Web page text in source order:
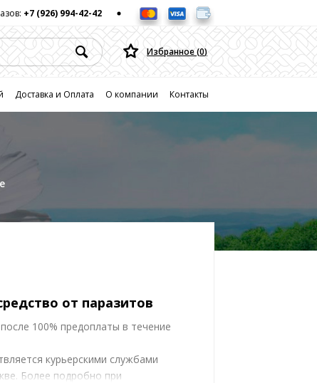
+7 (926) 994-42-42
Избранное (0)
Доставка и Оплата О компании Контакты
от паразитов
100% предоплаты в течение
курьерскими службами
Более подробно при